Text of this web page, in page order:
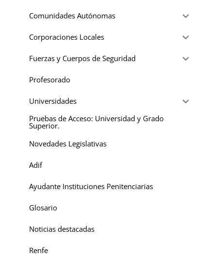
Comunidades Autónomas
Corporaciones Locales
Fuerzas y Cuerpos de Seguridad
Profesorado
Universidades
Pruebas de Acceso: Universidad y Grado
Superior.
Novedades Legislativas
Adif
Ayudante Instituciones Penitenciarias
Glosario
Noticias destacadas
Renfe